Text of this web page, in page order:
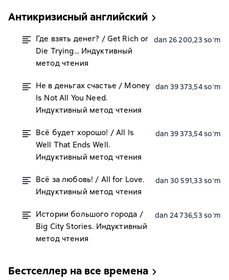
Антикризисный английский
Где взять денег? / Get Rich or
Die Trying… Индуктивный
метод чтения
dan 26 200,23 soʻm
Не в деньгах счастье / Money
Is Not All You Need.
Индуктивный метод чтения
dan 39 373,54 soʻm
Всё будет хорошо! / All Is
Well That Ends Well.
Индуктивный метод чтения
dan 39 373,54 soʻm
Всё за любовь! / All for Love.
Индуктивный метод чтения
dan 30 591,33 soʻm
Истории большого города /
Big City Stories. Индуктивный
метод чтения
dan 24 736,53 soʻm
Бестселлер на все времена